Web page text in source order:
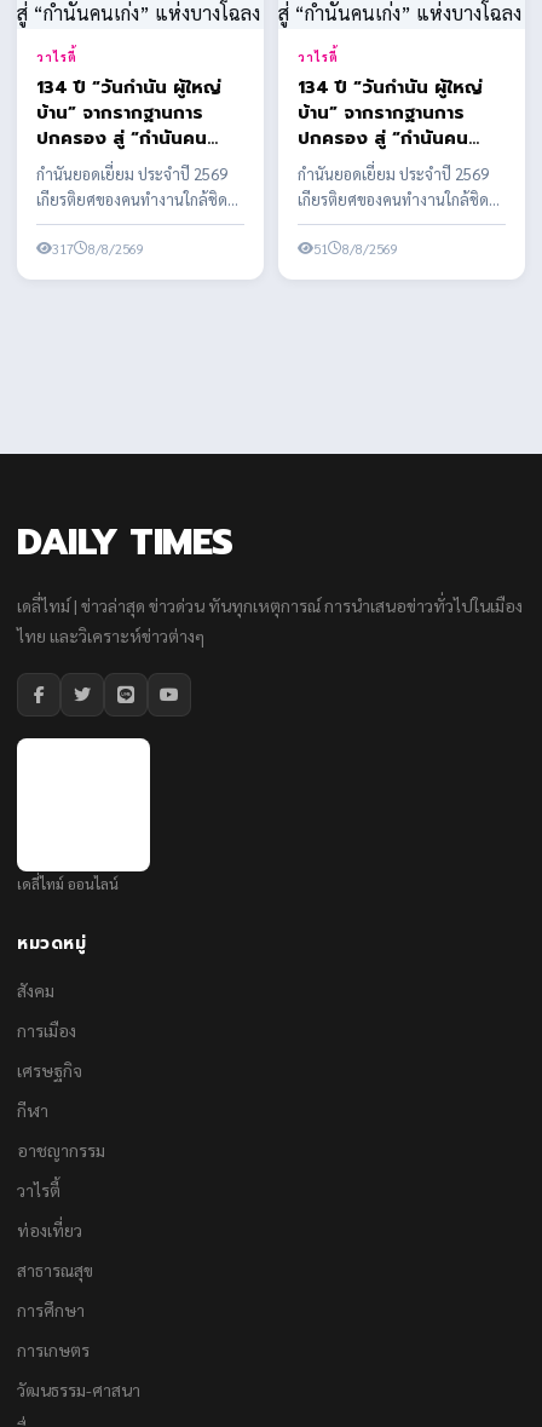
วาไรตี้
134 ปี “วันกำนัน ผู้ใหญ่
บ้าน” จากรากฐานการ
ปกครอง สู่ “กำนันคน
เก่ง” แห่งบางโฉลง
กำนันยอดเยี่ยม ประจำปี 2569
เกียรติยศของคนทำงานใกล้ชิด
ประชาชน สะท้อนบทบาทผู้นำ
ท้องที่ที่ยังมีความสำค...
317 8/8/2569
วาไรตี้
134 ปี “วันกำนัน ผู้ใหญ่
บ้าน” จากรากฐานการ
ปกครอง สู่ “กำนันคน
เก่ง” แห่งบางโฉลง
กำนันยอดเยี่ยม ประจำปี 2569
เกียรติยศของคนทำงานใกล้ชิด
ประชาชน สะท้อนบทบาทผู้นำ
ท้องที่ที่ยังมีความสำค...
51 8/8/2569
DAILY TIMES
เดลี่ไทม์ | ข่าวล่าสุด ข่าวด่วน ทันทุกเหตุการณ์ การนำเสนอข่าวทั่วไปในเมือง
ไทย และวิเคราะห์ข่าวต่างๆ
เดลี่ไทม์ ออนไลน์
หมวดหมู่
สังคม
การเมือง
เศรษฐกิจ
กีฬา
อาชญากรรม
วาไรตี้
ท่องเที่ยว
สาธารณสุข
การศึกษา
การเกษตร
วัฒนธรรม-ศาสนา